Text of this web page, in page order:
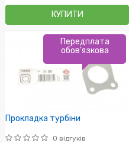
КУПИТИ
Прокладка турбіни
0 відгуків
Передплата
обов'язкова